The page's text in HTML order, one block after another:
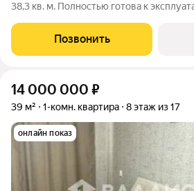
38,3 кв. м. Полностью готова к
дополнительных вложений. Проведена
коммуникаций; реализована схема
Позвонить
14 000 000 ₽
39 м² 1-комн. квартира 8 этаж из 17
онлайн показ